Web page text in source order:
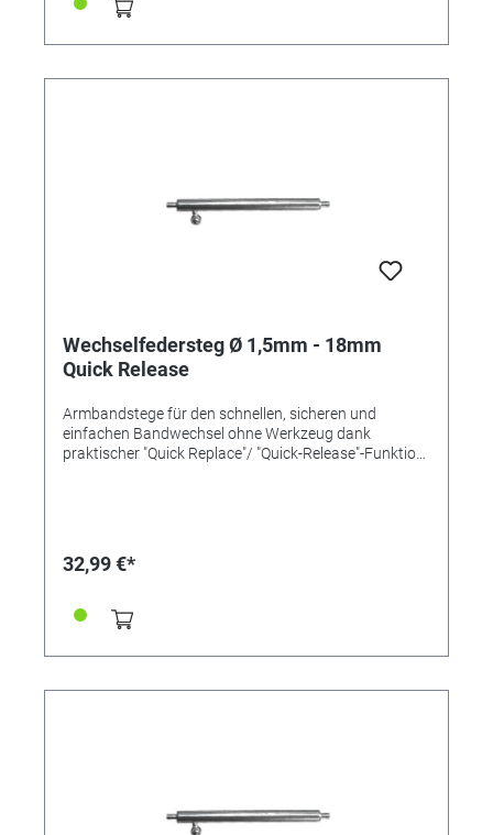
Wechselfedersteg Ø 1,5mm - 18mm
Quick Release
Armbandstege für den schnellen, sicheren und
einfachen Bandwechsel ohne Werkzeug dank
praktischer "Quick Replace"/ "Quick-Release"-Funktion
32,99 €*